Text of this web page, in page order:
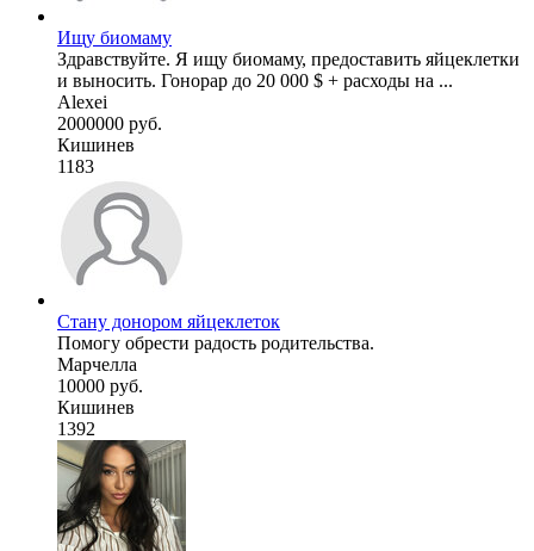
Ищу биомаму
Здравствуйте. Я ищу биомаму, предоставить яйцеклетки
и выносить. Гонорар до 20 000 $ + расходы на ...
Alexei
2000000 руб.
Кишинев
1183
Стану донором яйцеклеток
Помогу обрести радость родительства.
Марчелла
10000 руб.
Кишинев
1392